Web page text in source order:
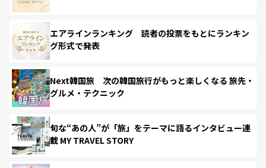
エアラインランキング 読者の投票をもとにランキン
グ形式で発表
Next韓国旅 次の韓国旅行がもっと楽しくなる 旅先・
グルメ・テクニック
旬な“あの人”が「旅」をテーマに語るインタビュー連
載 MY TRAVEL STORY